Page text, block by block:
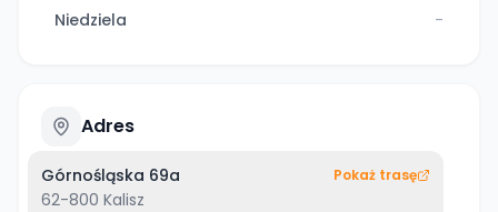
Niedziela -
Adres
Górnośląska 69a
62-800 Kalisz
Pokaż trasę